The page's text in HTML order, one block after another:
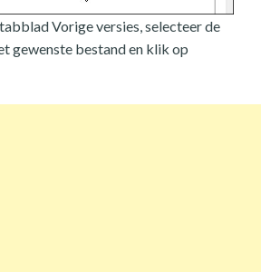
Vorige versies, selecteer de
gewenste bestand en klik op